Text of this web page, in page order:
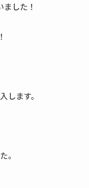
した！
ます。
。